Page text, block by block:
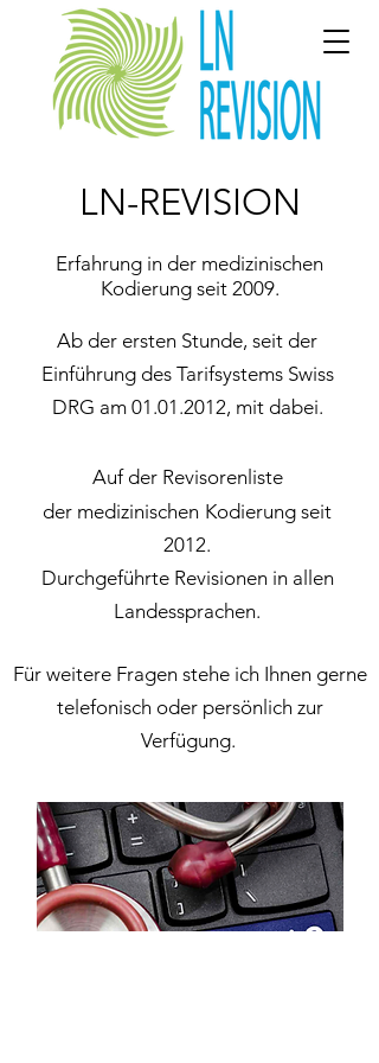
LN-REVISION
Erfahrung in der medizinischen
Kodierung seit 2009.
Ab der ersten Stunde, seit der
Einführung des Tarifsystems Swiss
DRG am 01.01.2012, mit dabei.
Auf der Revisorenliste
der medizinischen Kodierung seit
2012.
Durchgeführte Revisionen in allen
Landessprachen.
Für weitere Fragen stehe ich Ihnen gerne
telefonisch oder persönlich zur
Verfügung.